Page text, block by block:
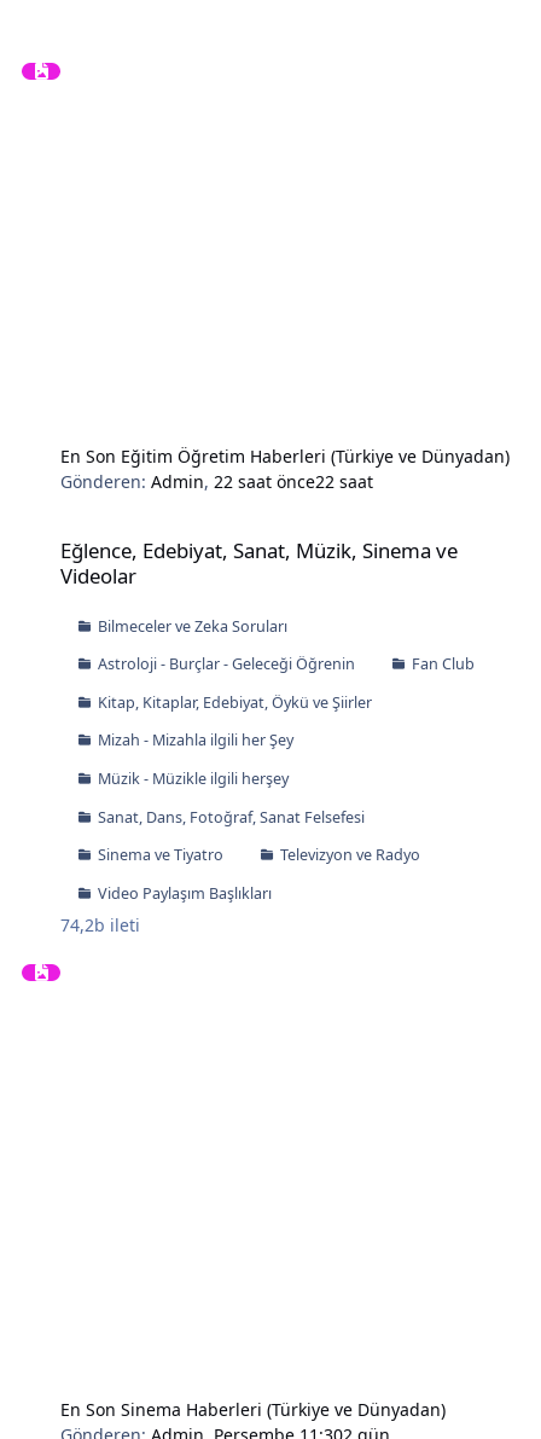
En Son Eğitim Öğretim Haberleri (Türkiye ve Dünyadan)
Gönderen:Admin, 22 saat önce22 saat
Eğlence, Edebiyat, Sanat, Müzik, Sinema ve
Videolar
Bilmeceler ve Zeka Soruları
Astroloji - Burçlar - Geleceği Öğrenin
Fan Club
Kitap, Kitaplar, Edebiyat, Öykü ve Şiirler
Mizah - Mizahla ilgili her Şey
Müzik - Müzikle ilgili herşey
Sanat, Dans, Fotoğraf, Sanat Felsefesi
Sinema ve Tiyatro
Televizyon ve Radyo
Video Paylaşım Başlıkları
74,2b ileti
En Son Sinema Haberleri (Türkiye ve Dünyadan)
Gönderen: Admin Perşembe 11:302 gün